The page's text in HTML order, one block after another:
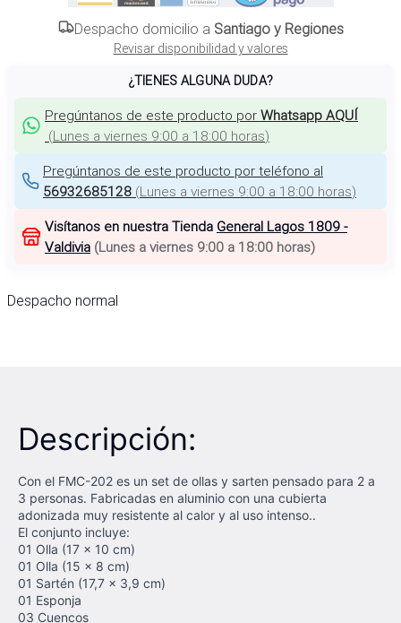
Despacho domicilio a Santiago y Regiones
Revisar disponibilidad y valores
¿TIENES ALGUNA DUDA?
Pregúntanos de este producto por Whatsapp AQUÍ
(Lunes a viernes 9:00 a 18:00 horas)
Pregúntanos de este producto por teléfono al
56932685128 (Lunes a viernes 9:00 a 18:00 horas)
Visítanos en nuestra Tienda General Lagos 1809 -
Valdivia (Lunes a viernes 9:00 a 18:00 horas)
Despacho normal
Descripción:
Con el FMC-202 es un set de ollas y sarten pensado para 2 a
3 personas. Fabricadas en aluminio con una cubierta
adonizada muy resistente al calor y al uso intenso..
El conjunto incluye:
01 Olla (17 x 10 cm)
01 Olla (15 x 8 cm)
01 Sartén (17,7 x 3,9 cm)
01 Esponja
03 Cuencos